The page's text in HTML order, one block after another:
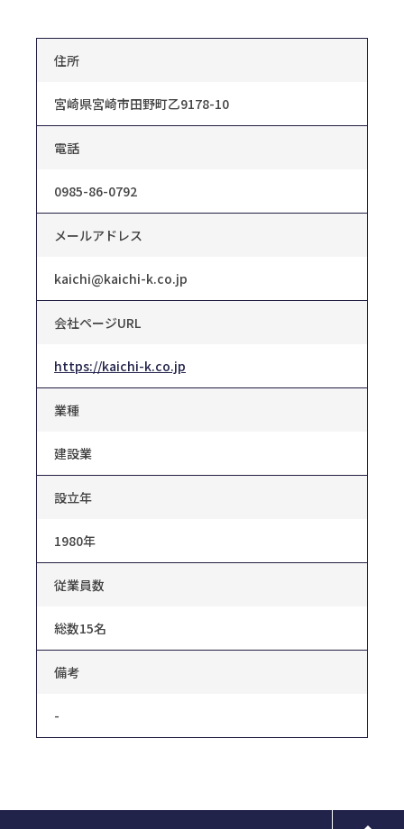
住所
宮崎県宮崎市田野町乙9178-10
電話
0985-86-0792
メールアドレス
kaichi@kaichi-k.co.jp
会社ページURL
https://kaichi-k.co.jp
業種
建設業
設立年
1980年
従業員数
総数15名
備考
-